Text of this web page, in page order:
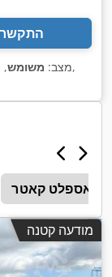
התקשר
מצב: משומש, ,
אספלט קאטר
מודעה קטנה